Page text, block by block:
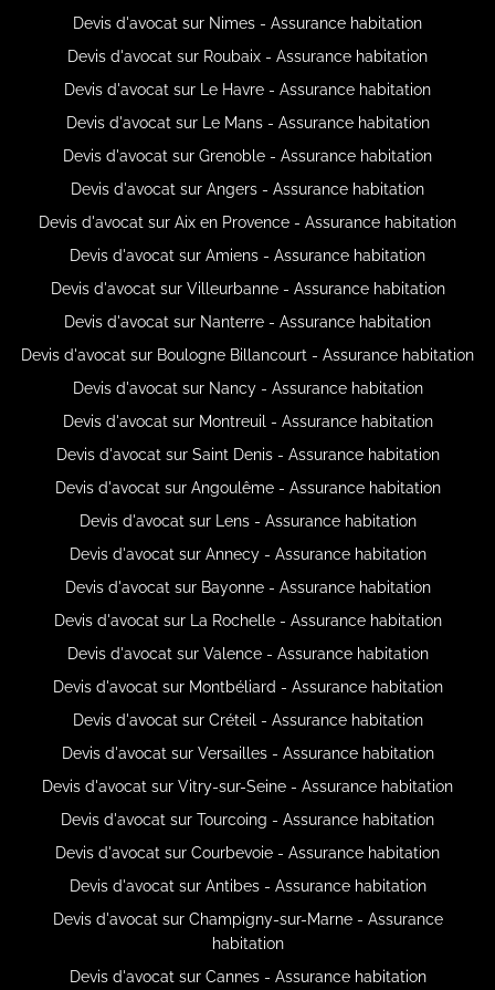
Devis d'avocat sur Nimes - Assurance habitation
Devis d'avocat sur Roubaix - Assurance habitation
Devis d'avocat sur Le Havre - Assurance habitation
Devis d'avocat sur Le Mans - Assurance habitation
Devis d'avocat sur Grenoble - Assurance habitation
Devis d'avocat sur Angers - Assurance habitation
Devis d'avocat sur Aix en Provence - Assurance habitation
Devis d'avocat sur Amiens - Assurance habitation
Devis d'avocat sur Villeurbanne - Assurance habitation
Devis d'avocat sur Nanterre - Assurance habitation
Devis d'avocat sur Boulogne Billancourt - Assurance habitation
Devis d'avocat sur Nancy - Assurance habitation
Devis d'avocat sur Montreuil - Assurance habitation
Devis d'avocat sur Saint Denis - Assurance habitation
Devis d'avocat sur Angoulême - Assurance habitation
Devis d'avocat sur Lens - Assurance habitation
Devis d'avocat sur Annecy - Assurance habitation
Devis d'avocat sur Bayonne - Assurance habitation
Devis d'avocat sur La Rochelle - Assurance habitation
Devis d'avocat sur Valence - Assurance habitation
Devis d'avocat sur Montbéliard - Assurance habitation
Devis d'avocat sur Créteil - Assurance habitation
Devis d'avocat sur Versailles - Assurance habitation
Devis d'avocat sur Vitry-sur-Seine - Assurance habitation
Devis d'avocat sur Tourcoing - Assurance habitation
Devis d'avocat sur Courbevoie - Assurance habitation
Devis d'avocat sur Antibes - Assurance habitation
Devis d'avocat sur Champigny-sur-Marne - Assurance
habitation
Devis d'avocat sur Cannes - Assurance habitation